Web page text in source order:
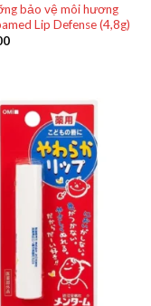
bảo vệ môi hương
Lip Defense (4,8g)